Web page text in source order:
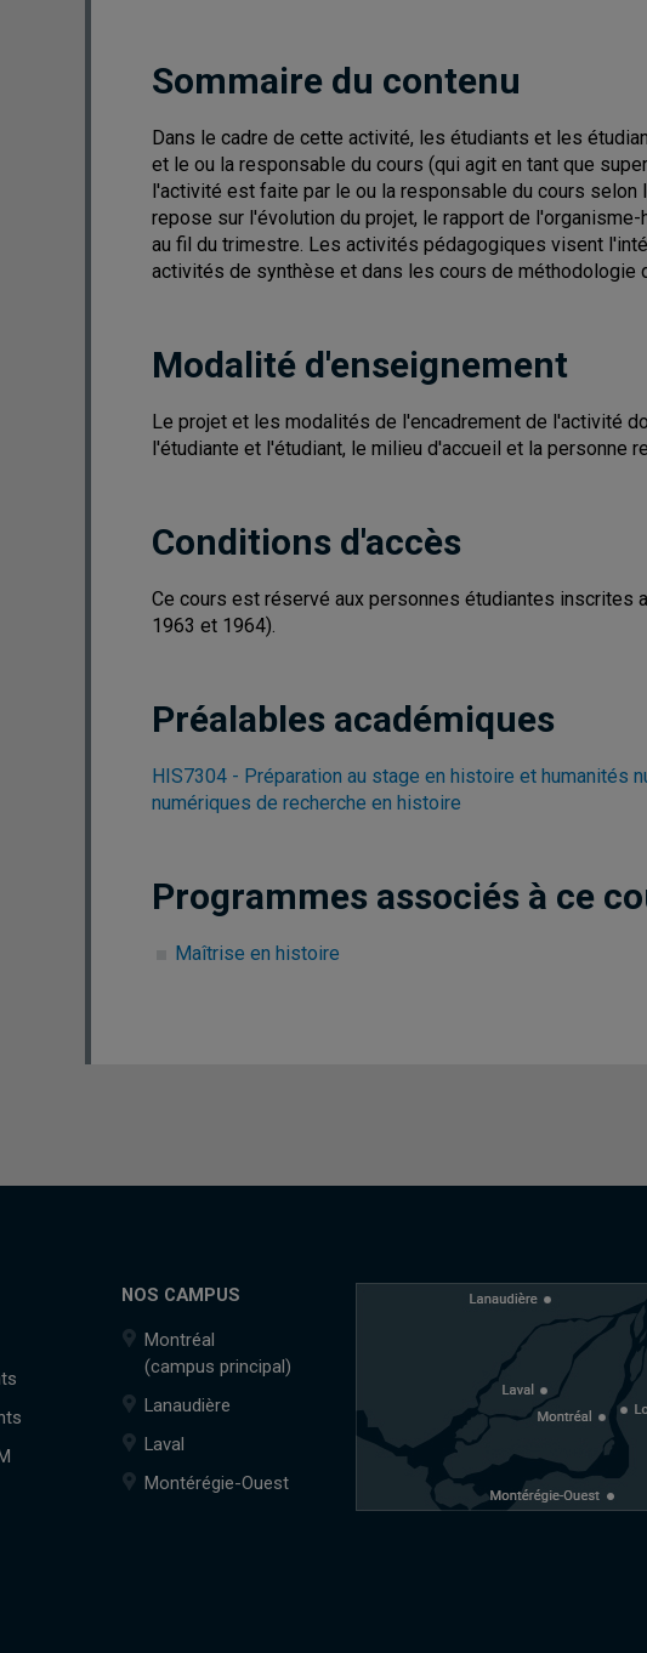
Sommaire du contenu
Dans le cadre de cette activité, les étudiants et les
et le ou la responsable du cours (qui agit en tant que
l'activité est faite par le ou la responsable du cours
repose sur l'évolution du projet, le rapport de
au fil du trimestre. Les activités pédagogiques visent
activités de synthèse et dans les cours de méthodologie
Modalité d'enseignement
Le projet et les modalités de l'encadrement de l'activité
l'étudiante et l'étudiant, le milieu d'accueil et la personne
Conditions d'accès
Ce cours est réservé aux personnes étudiantes inscrites
1963 et 1964).
Préalables académiques
HIS7304 - Préparation au stage en histoire et humanités
numériques de recherche en histoire
Programmes associés à ce
Maîtrise en histoire
NOS CAMPUS
Montréal
(campus principal)
Lanaudière
Laval
Montérégie-Ouest